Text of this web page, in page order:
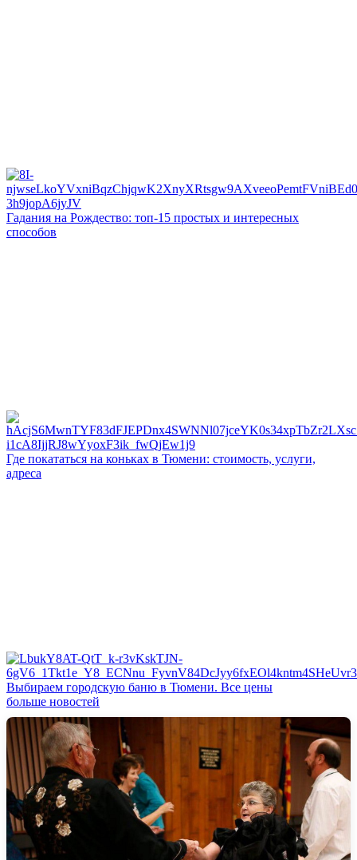
Гадания на Рождество: топ-15 простых и интересных
способов
Где покататься на коньках в Тюмени: стоимость, услуги,
адреса
Выбираем городскую баню в Тюмени. Все цены
больше новостей